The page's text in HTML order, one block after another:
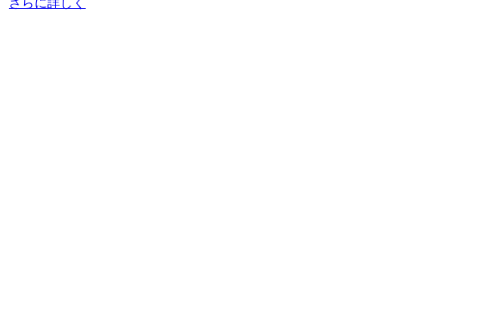
さらに詳しく